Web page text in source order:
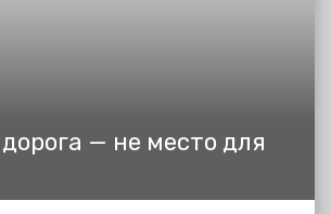
— не место для